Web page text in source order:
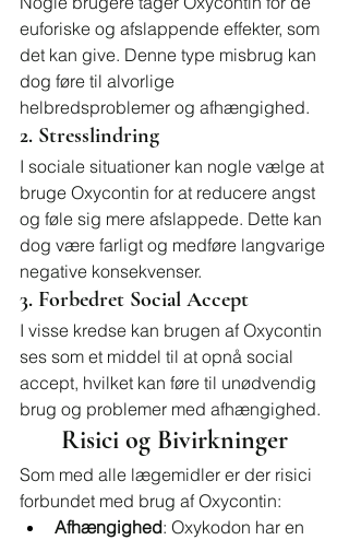
euforiske og afslappende effekter, som
det kan give. Denne type misbrug kan
dog føre til alvorlige
helbredsproblemer og afhængighed.
2. Stresslindring
I sociale situationer kan nogle vælge at
bruge Oxycontin for at reducere angst
og føle sig mere afslappede. Dette kan
dog være farligt og medføre langvarige
negative konsekvenser.
3. Forbedret Social Accept
I visse kredse kan brugen af Oxycontin
ses som et middel til at opnå social
accept, hvilket kan føre til unødvendig
brug og problemer med afhængighed.
Risici og Bivirkninger
Som med alle lægemidler er der risici
forbundet med brug af Oxycontin:
Afhængighed: Oxykodon har en